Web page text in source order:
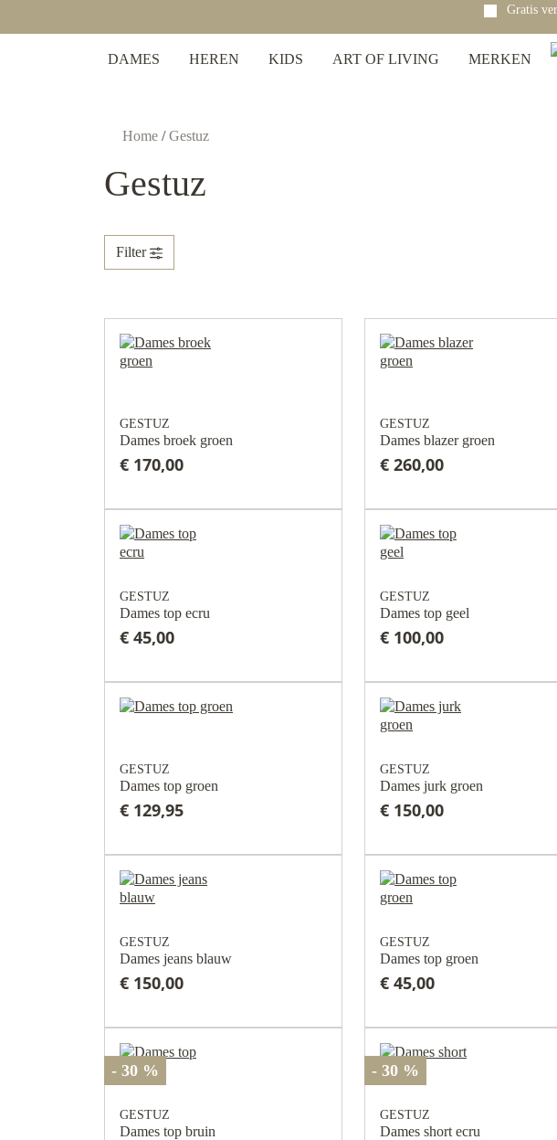
DAMES HEREN KIDS ART OF LIVING MERKEN
Home /Gestuz
Gestuz
Filter
GESTUZ
Dames broek groen
€ 170,00
GESTUZ
Dames blazer groen
€ 260,00
GESTUZ
Dames top ecru
€ 45,00
GESTUZ
Dames top geel
€ 100,00
GESTUZ
Dames top groen
€ 129,95
GESTUZ
Dames jurk groen
€ 150,00
GESTUZ
Dames jeans blauw
€ 150,00
GESTUZ
Dames top groen
€ 45,00
- 30 %
GESTUZ
Dames top bruin
- 30 %
GESTUZ
Dames short ecru